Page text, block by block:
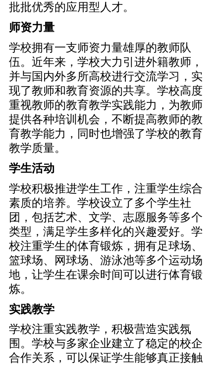
批批优秀的应用型人才。
师资力量
学校拥有一支师资力量雄厚的教师队
伍。近年来，学校大力引进外籍教师，
并与国内外多所高校进行交流学习，实
现了教师和教育资源的共享。学校高度
重视教师的教育教学实践能力，为教师
提供各种培训机会，不断提高教师的教
育教学能力，同时也增强了学校的教育
教学质量。
学生活动
学校积极推进学生工作，注重学生综合
素质的培养。学校设立了多个学生社
团，包括艺术、文学、志愿服务等多个
类型，满足学生多样化的兴趣爱好。学
校注重学生的体育锻炼，拥有足球场、
篮球场、网球场、游泳池等多个运动场
地，让学生在课余时间可以进行体育锻
炼。
实践教学
学校注重实践教学，积极营造实践氛
围。学校与多家企业建立了稳定的校企
合作关系，可以保证学生能够真正接触